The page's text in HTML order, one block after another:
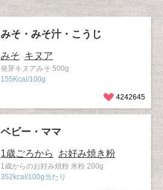
みそ・みそ汁・こうじ
みそ キヌア
発芽キヌアみそ 500g
155Kcal/100g
4242645
ベビー・ママ
1歳ごろから お好み焼き粉
1歳からのお好み焼粉 米粉 200g
352kcal/100g当たり